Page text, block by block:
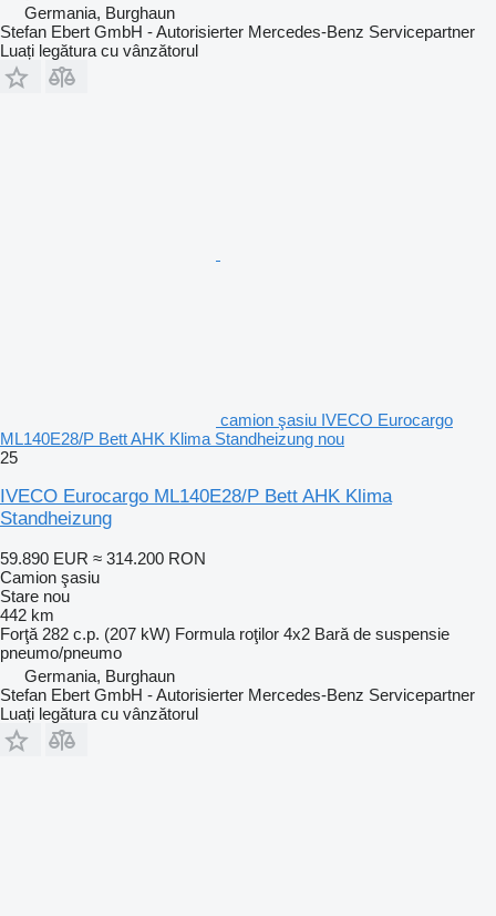
Germania, Burghaun
Stefan Ebert GmbH - Autorisierter Mercedes-Benz Servicepartner
Luați legătura cu vânzătorul
camion şasiu IVECO Eurocargo
ML140E28/P Bett AHK Klima Standheizung nou
25
IVECO Eurocargo ML140E28/P Bett AHK Klima
Standheizung
59.890 EUR ≈ 314.200 RON
Camion şasiu
Stare nou
442 km
Forţă 282 c.p. (207 kW) Formula roţilor 4x2 Bară de suspensie
pneumo/pneumo
Germania, Burghaun
Stefan Ebert GmbH - Autorisierter Mercedes-Benz Servicepartner
Luați legătura cu vânzătorul